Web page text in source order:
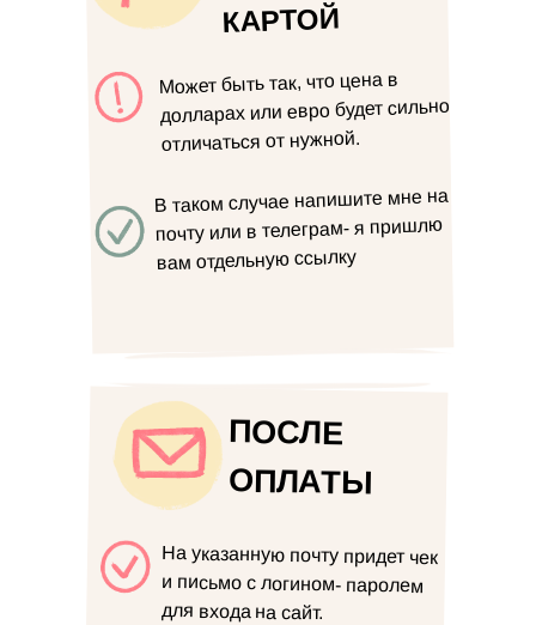
На указанную почту придет чек
и письмо с логином- паролем
для входа на сайт.
ПОСЛЕ
ОПЛАТЫ
КАРТОЙ
В таком случае напишите мне на
почту или в телеграм- я пришлю
вам отдельную ссылку
Может быть так, что цена в
долларах или евро будет сильно
отличаться от нужной.